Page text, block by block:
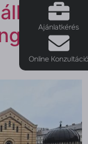
Ajánlatkérés
Online